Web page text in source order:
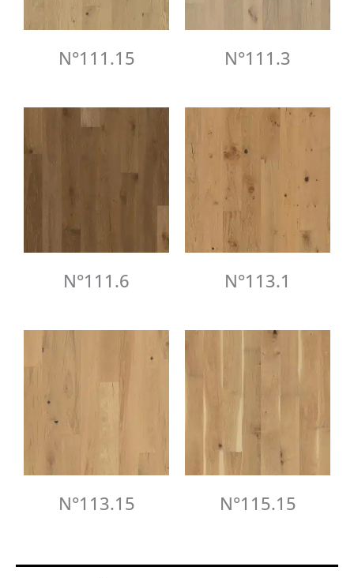
N°111.15 N°111.3
N°111.6 N°113.1
N°113.15 N°115.15